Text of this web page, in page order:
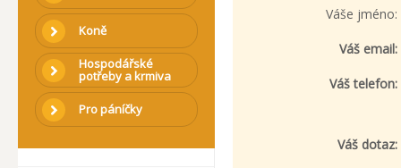
Koně
Hospodářské
potřeby a krmiva
Pro páníčky
Váše jméno:
Váš email:
Váš telefon:
Váš dotaz: